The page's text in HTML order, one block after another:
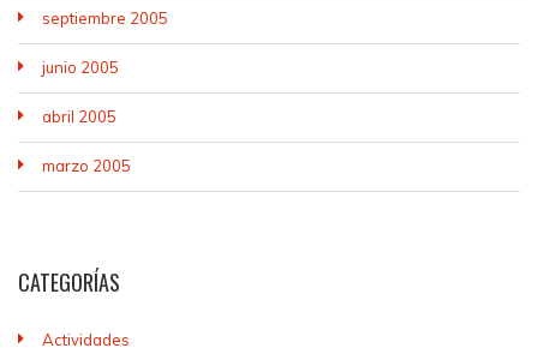
septiembre 2005
junio 2005
abril 2005
marzo 2005
CATEGORÍAS
Actividades